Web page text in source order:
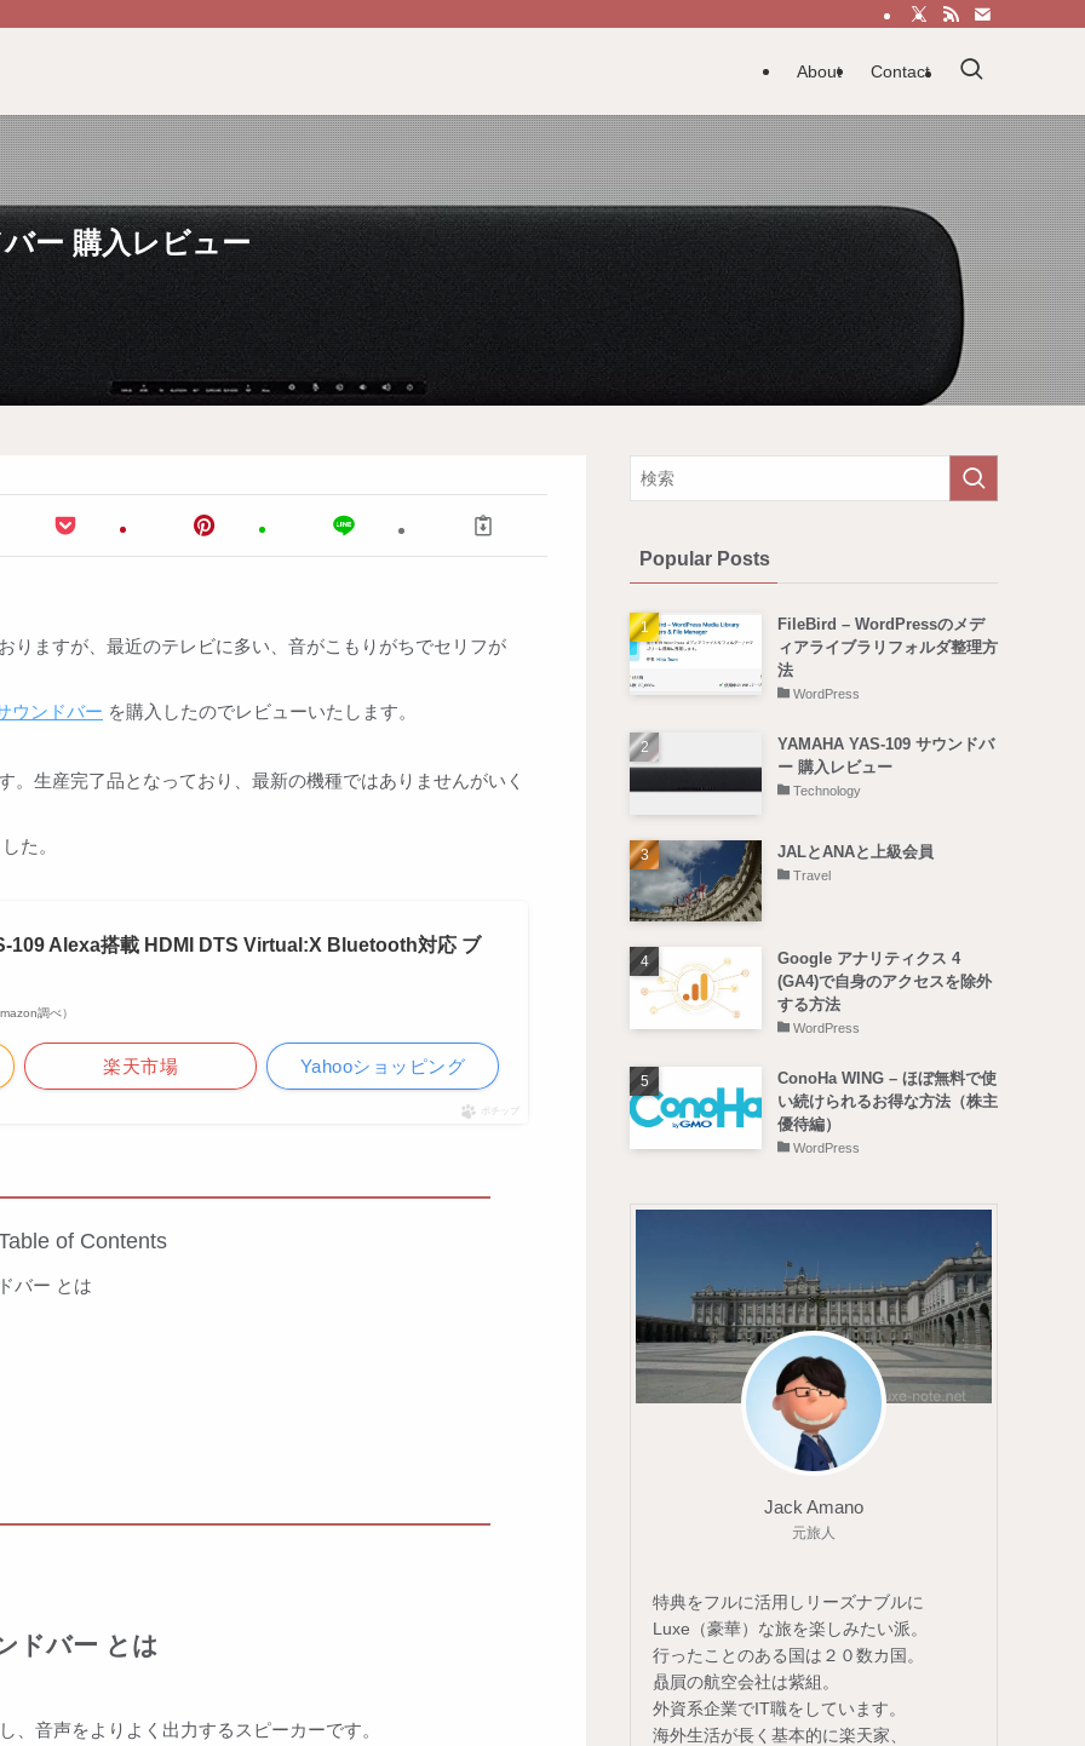
About Contact
ー 購入レビュー
りますが、最近のテレビに多い、音がこもりがちでセリフが
ウンドバー を購入したのでレビューいたします。
。生産完了品となっており、最新の機種ではありませんがいく
た。
109 Alexa搭載 HDMI DTS Virtual:X Bluetooth対応 ブ
調べ）
楽天市場 Yahooショッピング
ポチップ
of Contents
バー とは
ドバー とは
、音声をよりよく出力するスピーカーです。
Popular Posts
FileBird – WordPressのメデ
ィアライブラリフォルダ整理方
法
WordPress
YAMAHA YAS-109 サウンドバ
ー 購入レビュー
Technology
JALとANAと上級会員
Travel
Google アナリティクス 4
(GA4)で自身のアクセスを除外
する方法
WordPress
ConoHa WING – ほぼ無料で使
い続けられるお得な方法（株主
優待編）
WordPress
Jack Amano
元旅人
特典をフルに活用しリーズナブルに
Luxe（豪華）な旅を楽しみたい派。
行ったことのある国は２０数カ国。
贔屓の航空会社は紫組。
外資系企業でIT職をしています。
海外生活が長く基本的に楽天家、